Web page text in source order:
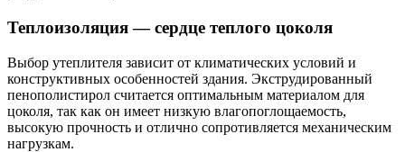
Теплоизоляция — сердце теплого цоколя
Выбор утеплителя зависит от климатических условий и
конструктивных особенностей здания. Экструдированный
пенополистирол считается оптимальным материалом для
цоколя, так как он имеет низкую влагопоглощаемость,
высокую прочность и отлично сопротивляется механическим
нагрузкам.